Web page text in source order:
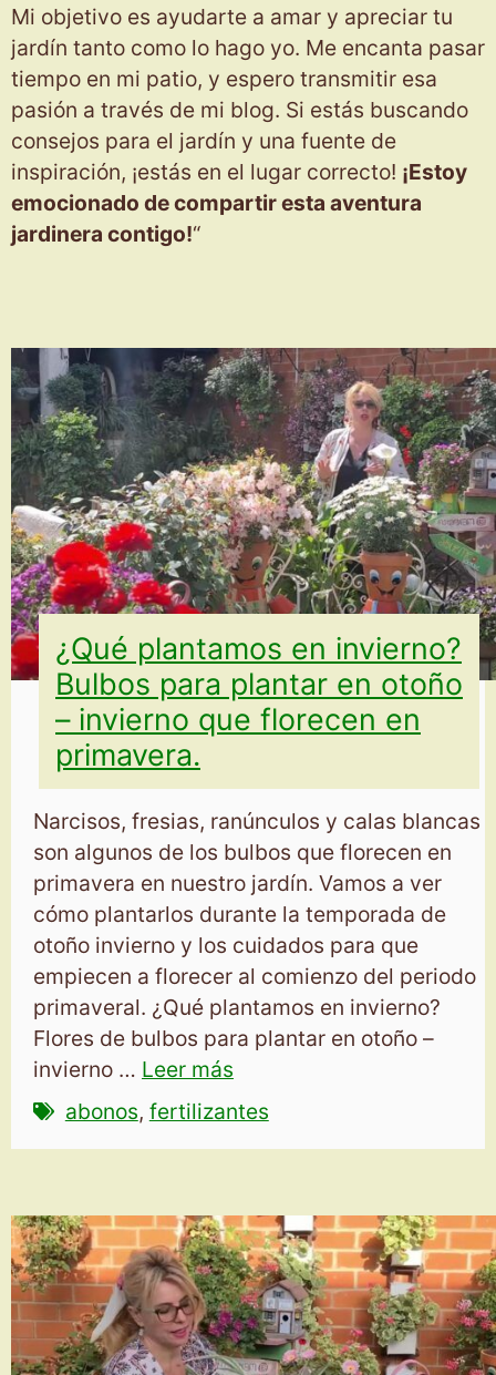
Mi objetivo es ayudarte a amar y apreciar tu
jardín tanto como lo hago yo. Me encanta pasar
tiempo en mi patio, y espero transmitir esa
pasión a través de mi blog. Si estás buscando
consejos para el jardín y una fuente de
inspiración, ¡estás en el lugar correcto! ¡Estoy
emocionado de compartir esta aventura
jardinera contigo!“
¿Qué plantamos en invierno?
Bulbos para plantar en otoño
– invierno que florecen en
primavera.
Narcisos, fresias, ranúnculos y calas blancas
son algunos de los bulbos que florecen en
primavera en nuestro jardín. Vamos a ver
cómo plantarlos durante la temporada de
otoño invierno y los cuidados para que
empiecen a florecer al comienzo del periodo
primaveral. ¿Qué plantamos en invierno?
Flores de bulbos para plantar en otoño –
invierno … Leer más
abonos, fertilizantes